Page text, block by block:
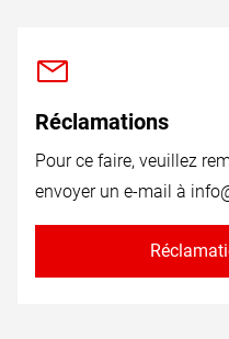
Réclamations
Pour ce faire, veuillez
envoyer un e-mail à